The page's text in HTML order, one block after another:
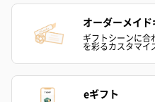
プレミアムビール イネ
ディット（712円）
実楽
酒（
オーダーメイド
ギフトシーンに合
を彩るカスタマイ
eギフト